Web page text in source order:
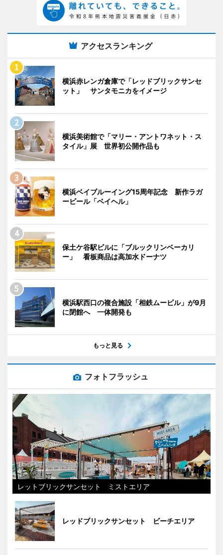
アクセスランキング
横浜赤レンガ倉庫で「レッドブリックサンセ
ット」 サンタモニカをイメージ
横浜美術館で「マリー・アントワネット・ス
タイル」展 世界初公開作品も
横浜ベイブルーイング15周年記念 新作ラガ
ービール「ベイヘル」
保土ケ谷駅ビルに「ブルックリンベーカリ
ー」 看板商品は高加水ドーナツ
横浜駅西口の複合施設「相鉄ムービル」が9月
に閉館へ 一体開発も
もっと見る
フォトフラッシュ
レットブリックサンセット ミストエリア
レッドブリックサンセット ビーチエリア